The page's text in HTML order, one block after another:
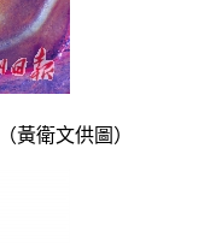
黃衛文供圖）